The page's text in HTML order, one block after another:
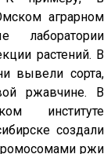
аграрном
лаборатории
растений. В
вывели сорта,
ржавчине. В
институте
создали
ржи